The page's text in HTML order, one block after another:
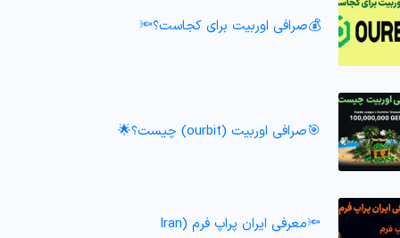
💰صرافی اوربیت برای کجاست؟🔦
🎯صرافی اوربیت (ourbit) چیست؟🌟
🔦معرفی ایران پراپ فرم (Iran